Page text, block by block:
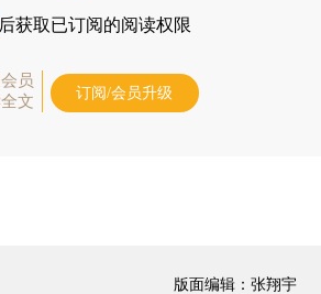
后获取已订阅的阅读权限
员
文
订阅/会员升级
版面编辑：张翔宇